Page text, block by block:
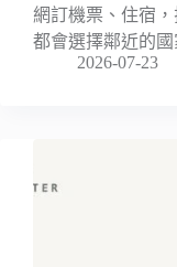
網訂機票、住宿
都會選擇鄰近的
2026-07-23